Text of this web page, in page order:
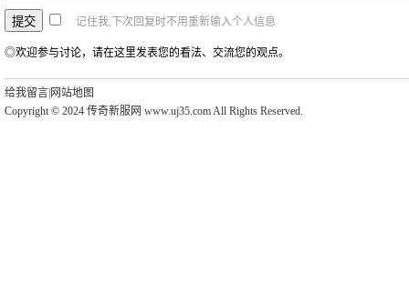
记住我,下次回复时不用重新输入个人信息
◎欢迎参与讨论，请在这里发表您的看法、交流您的观点。
给我留言 网站地图
Copyright © 2024 传奇新服网 www.uj35.com All Rights Reserved.